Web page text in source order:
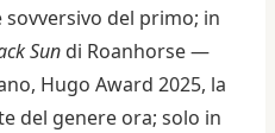
del primo; in
Sun di Roanhorse —
Hugo Award 2025, la
del genere ora; solo in